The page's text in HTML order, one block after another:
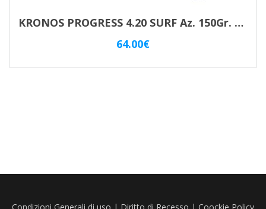
KRONOS PROGRESS 4.20 SURF Az. 150Gr. TRABUCCO
64.00€